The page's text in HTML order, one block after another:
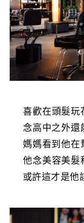
喜歡在頭髮玩
念高中之外還
媽媽看到他在
他念美容美髮
或許這才是他